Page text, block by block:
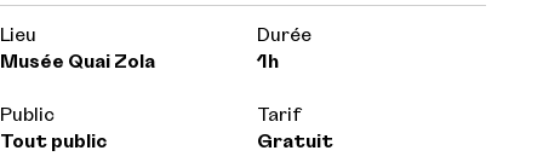
Lieu
Musée Quai Zola
Durée
1h
Public
Tout public
Tarif
Gratuit